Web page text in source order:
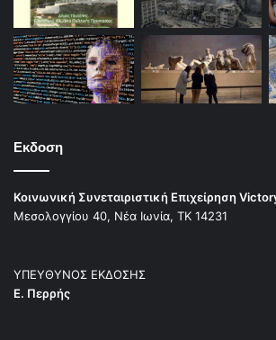
Εκδοση
Κοινωνική Συνεταιριστική Επιχείρηση
Μεσολογγίου 40, Νέα Ιωνία, ΤΚ 14231
ΥΠΕΥΘΥΝΟΣ ΕΚΔΟΣΗΣ
Ε. Περρής